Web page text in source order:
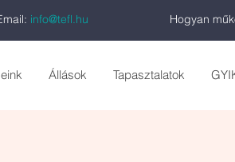
info@tefl.hu Hogyan
Állások Tapasztalatok